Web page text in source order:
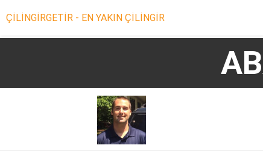
ÇİLİNGİRGETİR - EN YAKIN ÇİLİNGİR